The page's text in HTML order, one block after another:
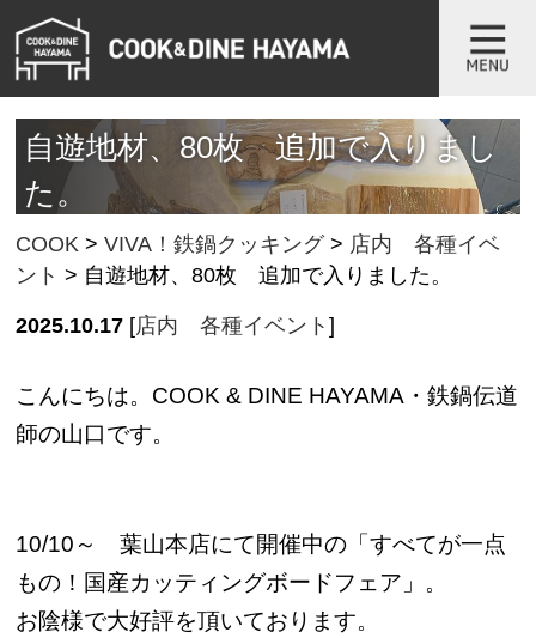
自遊地材、80枚 追加で入りまし
た。
COOK >VIVA！鉄鍋クッキング> 店内 各種イベ
ント > 自遊地材、80枚 追加で入りました。
2025.10.17 [店内 各種イベント]
こんにちは。COOK & DINE HAYAMA・鉄鍋伝道
師の山口です。
10/10～ 葉山本店にて開催中の「すべてが一点
もの！国産カッティングボードフェア」。
お陰様で大好評を頂いております。